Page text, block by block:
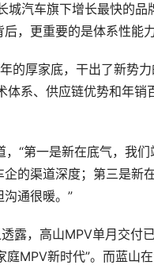
城汽车旗下增长最快的
，更重要的是体系性能
的厚家底，干出了新势
系、供应链优势和年销
，“第一是新在底气，我
的渠道深度；第三是新
通很暖。”
露，高山MPV单月交付
MPV新时代”。而蓝山